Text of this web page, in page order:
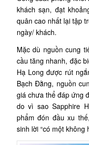
khách sạn, đạt
quân cao nhất lại tập
ngày/ khách.
Mặc dù nguồn cung
cầu tăng nhanh, đặc
Hạ Long được rút
Bạch Đằng, nguồn
giá chưa thể đáp ứng
do vì sao Sapphire
phẩm đón đầu xu
sinh lời “có một không